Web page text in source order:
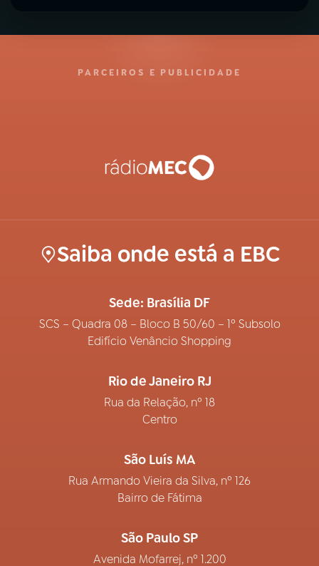
PARCEIROS E PUBLICIDADE
Saiba onde está a EBC
Sede: Brasília DF
SCS – Quadra 08 – Bloco B 50/60 – 1º Subsolo
Edifício Venâncio Shopping
Rio de Janeiro RJ
Rua da Relação, nº 18
Centro
São Luís MA
Rua Armando Vieira da Silva, nº 126
Bairro de Fátima
São Paulo SP
Avenida Mofarrej, nº 1.200